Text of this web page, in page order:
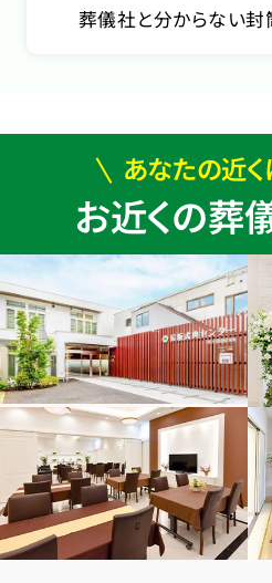
葬儀社と分からない
あなたの近く
お近くの葬